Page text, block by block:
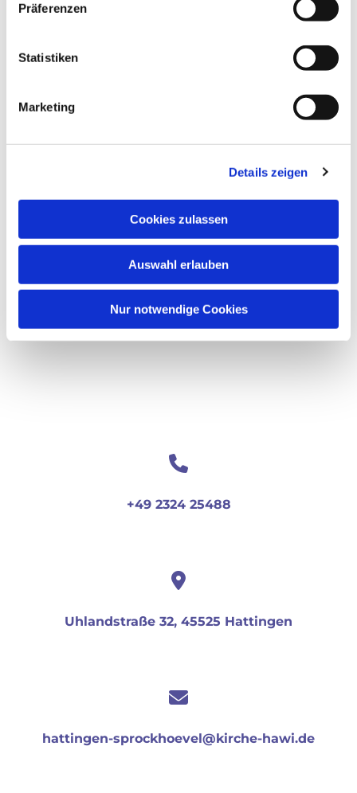
Präferenzen
Statistiken
Marketing
Details zeigen
Cookies zulassen
Auswahl erlauben
Nur notwendige Cookies
+49 2324 25488
Uhlandstraße 32, 45525 Hattingen
hattingen-sprockhoevel@kirche-hawi.de